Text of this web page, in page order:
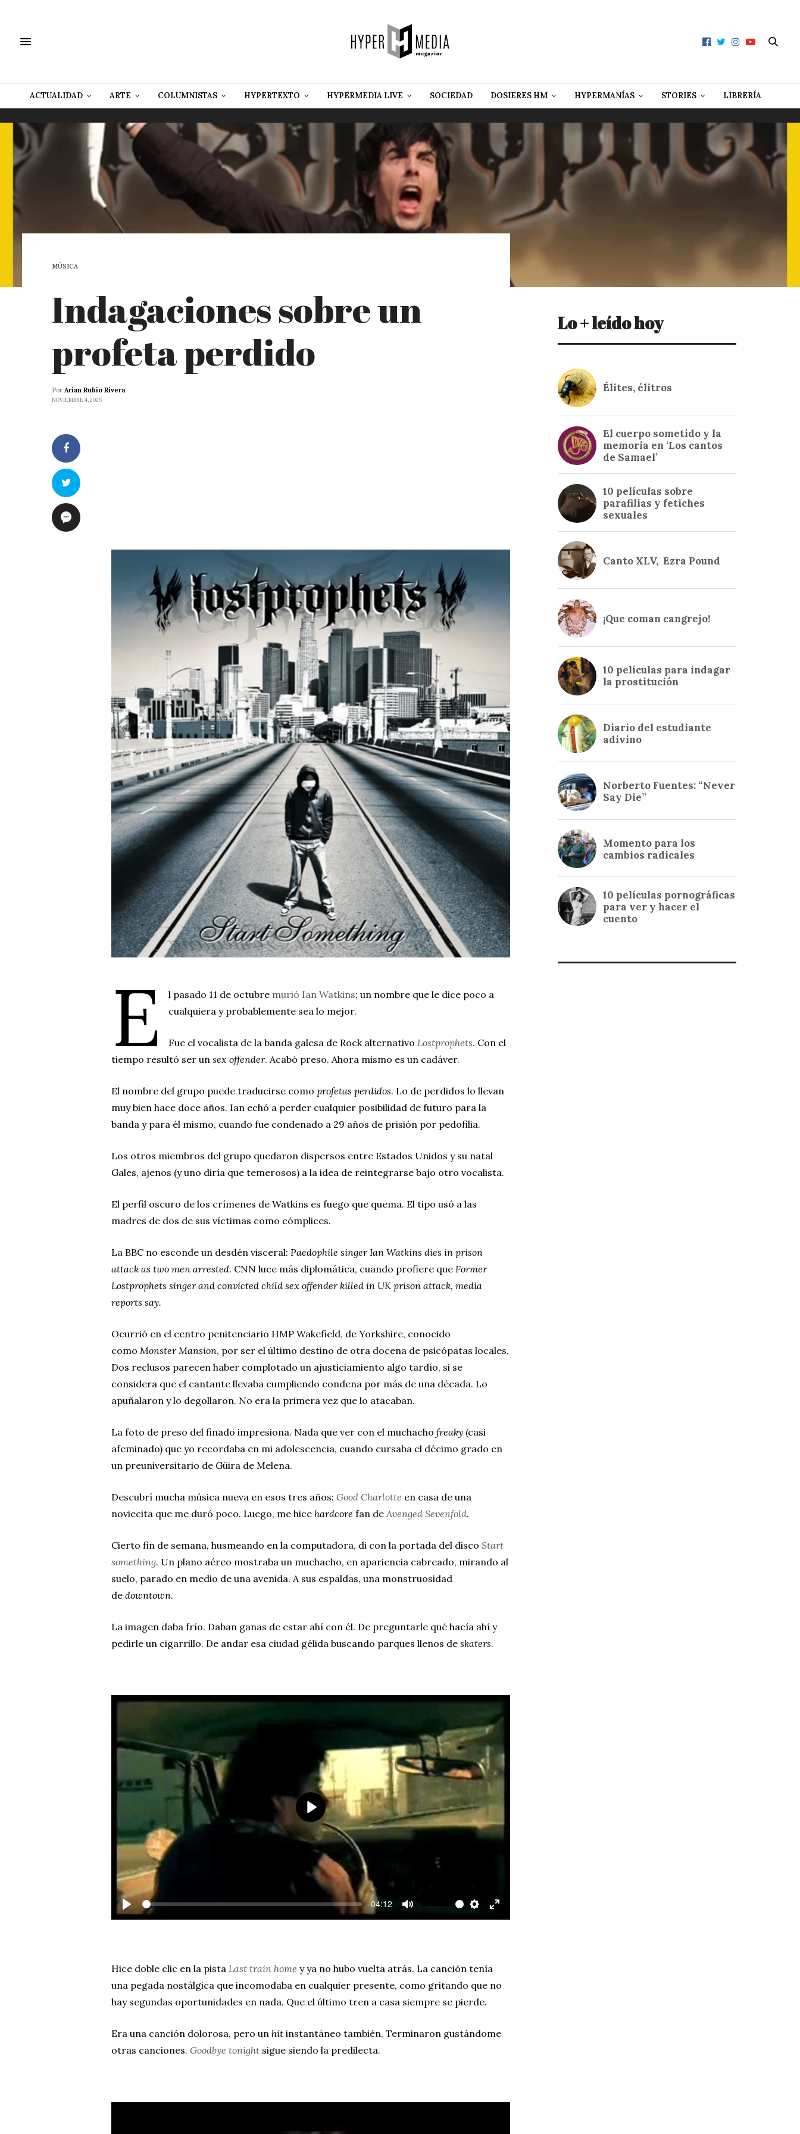
ACTUALIDAD ARTE COLUMNISTAS HYPERTEXTO HYPERMEDIA LIVE SOCIEDAD DOSIERES HM HYPERMANÍAS STORIES LIBRERÍA
MÚSICA
Indagaciones sobre un
profeta perdido
Por Arian Rubio Rivera
NOVIEMBRE 4, 2025
E l pasado 11 de octubre murió Ian Watkins; un nombre que le dice poco a
cualquiera y probablemente sea lo mejor.
Fue el vocalista de la banda galesa de Rock alternativo Lostprophets. Con el
tiempo resultó ser un sex offender. Acabó preso. Ahora mismo es un cadáver.
El nombre del grupo puede traducirse como profetas perdidos. Lo de perdidos lo llevan
muy bien hace doce años. Ian echó a perder cualquier posibilidad de futuro para la
banda y para él mismo, cuando fue condenado a 29 años de prisión por pedofilia.
Los otros miembros del grupo quedaron dispersos entre Estados Unidos y su natal
Gales, ajenos (y uno diría que temerosos) a la idea de reintegrarse bajo otro vocalista.
El perfil oscuro de los crímenes de Watkins es fuego que quema. El tipo usó a las
madres de dos de sus víctimas como cómplices.
La BBC no esconde un desdén visceral: Paedophile singer Ian Watkins dies in prison
attack as two men arrested. CNN luce más diplomática, cuando profiere que Former
Lostprophets singer and convicted child sex offender killed in UK prison attack, media
reports say.
Ocurrió en el centro penitenciario HMP Wakefield, de Yorkshire, conocido
como Monster Mansion, por ser el último destino de otra docena de psicópatas locales.
Dos reclusos parecen haber complotado un ajusticiamiento algo tardío, si se
considera que el cantante llevaba cumpliendo condena por más de una década. Lo
apuñalaron y lo degollaron. No era la primera vez que lo atacaban.
La foto de preso del finado impresiona. Nada que ver con el muchacho freaky (casi
afeminado) que yo recordaba en mi adolescencia, cuando cursaba el décimo grado en
un preuniversitario de Güira de Melena.
Descubrí mucha música nueva en esos tres años: Good Charlotte en casa de una
noviecita que me duró poco. Luego, me hice hardcore fan de Avenged Sevenfold.
Cierto fin de semana, husmeando en la computadora, di con la portada del disco Start
something. Un plano aéreo mostraba un muchacho, en apariencia cabreado, mirando al
suelo, parado en medio de una avenida. A sus espaldas, una monstruosidad
de downtown.
La imagen daba frío. Daban ganas de estar ahí con él. De preguntarle qué hacía ahí y
pedirle un cigarrillo. De andar esa ciudad gélida buscando parques llenos de skaters.
P
y
-04:12
M
e
S
t
i
n
s
E
r
l
P
l
a
y
Hice doble clic en la pista Last train home y ya no hubo vuelta atrás. La canción tenía
una pegada nostálgica que incomodaba en cualquier presente, como gritando que no
hay segundas oportunidades en nada. Que el último tren a casa siempre se pierde.
Era una canción dolorosa, pero un hit instantáneo también. Terminaron gustándome
otras canciones. Goodbye tonight sigue siendo la predilecta.
Lo + leído hoy